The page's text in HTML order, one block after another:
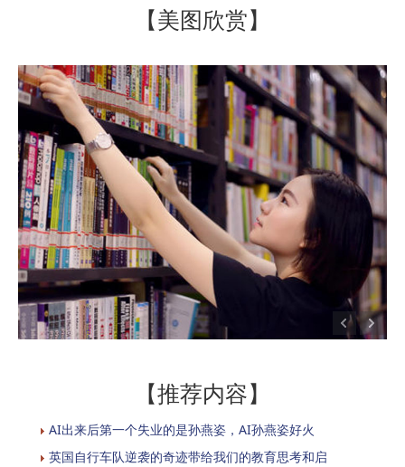
【美图欣赏】
【推荐内容】
AI出来后第一个失业的是孙燕姿，AI孙燕姿好火
英国自行车队逆袭的奇迹带给我们的教育思考和启